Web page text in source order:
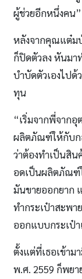
ผู้ช่วยอีกหนึ่งคน”
หลังจากคุณแต๋มป่
ก็ปิดตัวลง หันมา
บำบัดตัวเองไปด้
ทุน
“เริ่มจากพี่จาก
ผลิตภัณฑ์ให้กับก
ว่าต้องทำเป็นสิ
อดเป็นผลิตภัณฑ์
มันขายออกยาก
ทำกระเป๋าสะพา
ออกแบบกระเป๋
ตั้งแต่ที่เธอเข้า
พ.ศ. 2559 ก็พย